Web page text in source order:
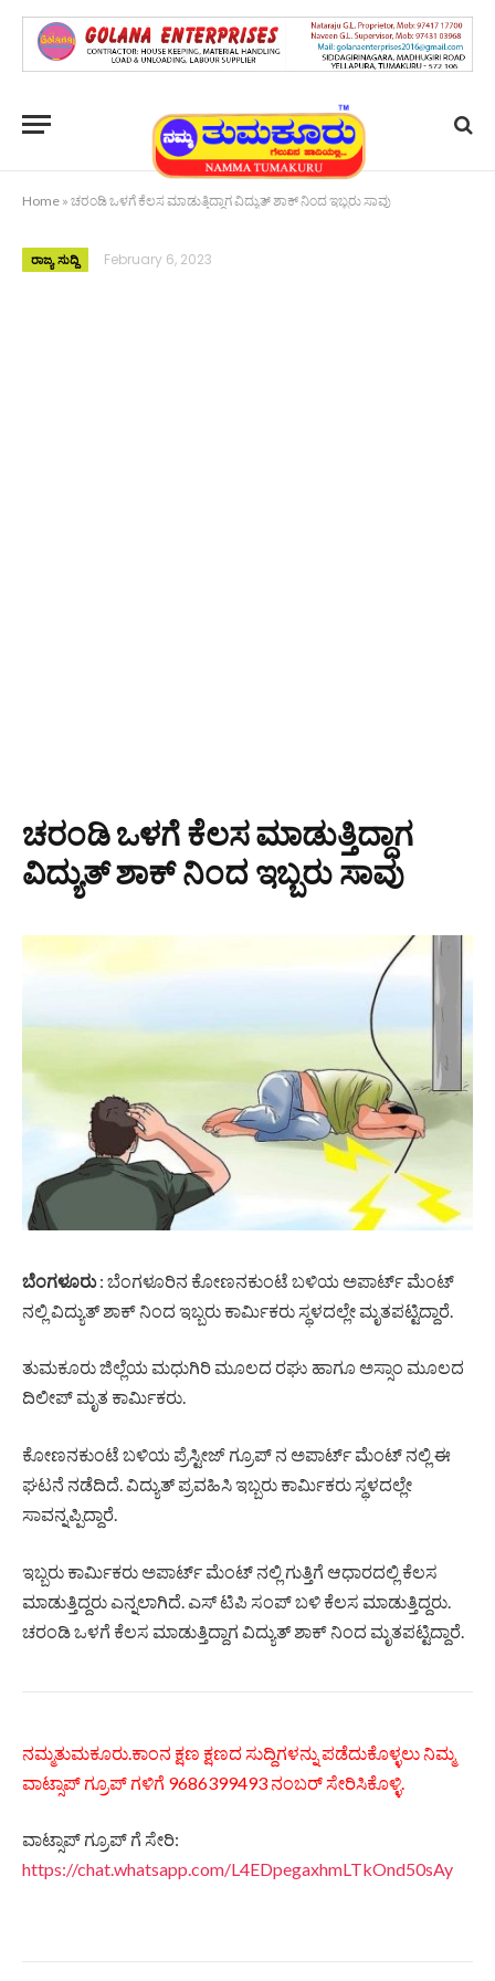
Home » ಚರಂಡಿ ಒಳಗೆ ಕೆಲಸ ಮಾಡುತ್ತಿದ್ದಾಗ ವಿದ್ಯುತ್ ಶಾಕ್ ನಿಂದ ಇಬ್ಬರು ಸಾವು
ರಾಜ್ಯ ಸುದ್ದಿ February 6, 2023
ಚರಂಡಿ ಒಳಗೆ ಕೆಲಸ ಮಾಡುತ್ತಿದ್ದಾಗ
ವಿದ್ಯುತ್ ಶಾಕ್ ನಿಂದ ಇಬ್ಬರು ಸಾವು
ಬೆಂಗಳೂರು: ಬೆಂಗಳೂರಿನ ಕೋಣನಕುಂಟೆ ಬಳಿಯ ಅಪಾರ್ಟ್ ಮೆಂಟ್
ನಲ್ಲಿ ವಿದ್ಯುತ್ ಶಾಕ್ ನಿಂದ ಇಬ್ಬರು ಕಾರ್ಮಿಕರು ಸ್ಥಳದಲ್ಲೇ ಮೃತಪಟ್ಟಿದ್ದಾರೆ.
ತುಮಕೂರು ಜಿಲ್ಲೆಯ ಮಧುಗಿರಿ ಮೂಲದ ರಘು ಹಾಗೂ ಅಸ್ಸಾಂ ಮೂಲದ
ದಿಲೀಪ್ ಮೃತ ಕಾರ್ಮಿಕರು.
ಕೋಣನಕುಂಟೆ ಬಳಿಯ ಪ್ರೆಸ್ಟೀಜ್ ಗ್ರೂಪ್ ನ ಅಪಾರ್ಟ್ ಮೆಂಟ್ ನಲ್ಲಿ ಈ
ಘಟನೆ ನಡೆದಿದೆ. ವಿದ್ಯುತ್ ಪ್ರವಹಿಸಿ ಇಬ್ಬರು ಕಾರ್ಮಿಕರು ಸ್ಥಳದಲ್ಲೇ
ಸಾವನ್ನಪ್ಪಿದ್ದಾರೆ.
ಇಬ್ಬರು ಕಾರ್ಮಿಕರು ಅಪಾರ್ಟ್ ಮೆಂಟ್ ನಲ್ಲಿ ಗುತ್ತಿಗೆ ಆಧಾರದಲ್ಲಿ ಕೆಲಸ
ಮಾಡುತ್ತಿದ್ದರು ಎನ್ನಲಾಗಿದೆ. ಎಸ್ ಟಿಪಿ ಸಂಪ್ ಬಳಿ ಕೆಲಸ ಮಾಡುತ್ತಿದ್ದರು.
ಚರಂಡಿ ಒಳಗೆ ಕೆಲಸ ಮಾಡುತ್ತಿದ್ದಾಗ ವಿದ್ಯುತ್ ಶಾಕ್ ನಿಂದ ಮೃತಪಟ್ಟಿದ್ದಾರೆ.
ನಮ್ಮತುಮಕೂರು.ಕಾಂನ ಕ್ಷಣ ಕ್ಷಣದ ಸುದ್ದಿಗಳನ್ನು ಪಡೆದುಕೊಳ್ಳಲು ನಿಮ್ಮ
ವಾಟ್ಸಾಪ್ ಗ್ರೂಪ್ ಗಳಿಗೆ 9686399493 ನಂಬರ್ ಸೇರಿಸಿಕೊಳ್ಳಿ.
ವಾಟ್ಸಾಪ್ ಗ್ರೂಪ್ ಗೆ ಸೇರಿ:
https://chat.whatsapp.com/L4EDpegaxhmLTkOnd50sAy